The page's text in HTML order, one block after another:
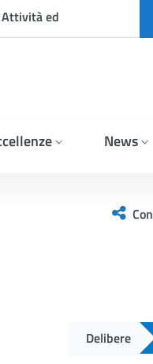
ed
News
Delibere